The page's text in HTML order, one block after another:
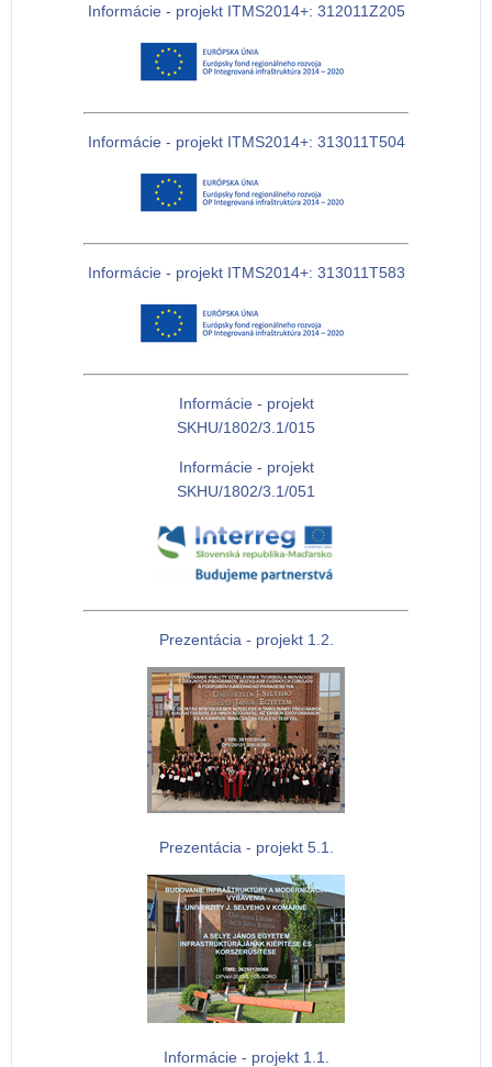
Informácie - projekt ITMS2014+: 312011Z205
Informácie - projekt ITMS2014+: 313011T504
Informácie - projekt ITMS2014+: 313011T583
Informácie - projekt
SKHU/1802/3.1/015
Informácie - projekt
SKHU/1802/3.1/051
Prezentácia - projekt 1.2.
Prezentácia - projekt 5.1.
Informácie - projekt 1.1.